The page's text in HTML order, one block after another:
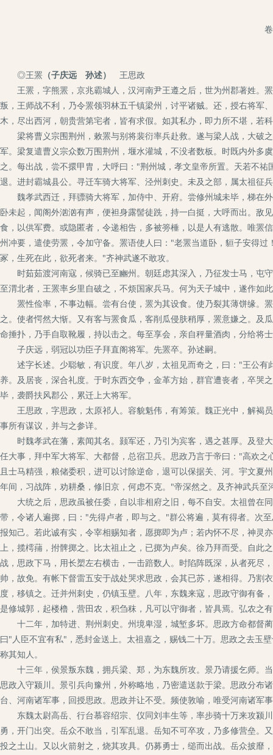
◎王罴 （子庆远 孙述）
王思政
王罴，字熊罴，京兆霸城人，汉河南尹王遵之后，世为州郡著姓。
叛，王师战不利，乃令罴领羽林五千镇梁州，讨平诸贼。还，授右将
木，尽出西河，朝贵营第宅者，皆有求假。如其私办，即力所不堪，若
梁将曹义宗围荆州，敕罴与别将裴衍率兵赴救。遂与梁人战，大破
军。梁复遣曹义宗众数万围荆州，堰水灌城，不没者数板。时既内外多
之。每出战，尝不擐甲胄，大呼曰："荆州城，孝文皇帝所置。天若不
退。进封霸城县公。寻迁车骑大将军、泾州刺史。未及之部，属太祖征
魏孝武西迁，拜骠骑大将军，加侍中、开府。尝修州城未毕，梯在
卧未起，闻阁外汹汹有声，便袒身露髻徒跣，持一白挺，大呼而出。
食，以供军费。或隐匿者，令递相告，多被篣棰，以是人有逃散。唯罴
州冲要，遣使劳罴，令加守备。罴语使人曰："老罴当道卧，貆子安得
冢，生死在此，欲死者来。"齐神武遂不敢攻。
时茹茹渡河南寇，候骑已至豳州。朝廷虑其深入，乃征发士马，屯
至渭北者，王罴率乡里自破之，不烦国家兵马。何为天子城中，遂作
罴性俭率，不事边幅。尝有台使，罴为其设食。使乃裂其薄饼缘。
之。使者愕然大惭。又有客与罴食瓜，客削瓜侵肤稍厚，罴意嫌之。
命捶扑，乃手自取靴履，持以击之。每至享会，亲自秤量酒肉，分给将
子庆远，弱冠以功臣子拜直阁将军。先罴卒。孙述嗣。
述字长述。少聪敏，有识度。年八岁，太祖见而奇之，曰："王公有
养。及居丧，深合礼度。于时东西交争，金革方始，群官遭丧者，卒
毕，袭爵扶风郡公，累迁上大将军。
王思政，字思政，太原祁人。容貌魁伟，有筹策。魏正光中，解褐
事所有谋议，并与之参详。
时魏孝武在藩，素闻其名。颢军还，乃引为宾客，遇之甚厚。及登
任大事，拜中军大将军、大都督，总宿卫兵。思政乃言于帝曰："高欢
且士马精强，粮储委积，进可以讨除逆命，退可以保据关、河。宇文
年间，习战阵，劝耕桑，修旧京，何虑不克。"帝深然之。及齐神武兵至
大统之后，思政虽被任委，自以非相府之旧，每不自安。太祖曾在
带，令诸人遍掷，曰："先得卢者，即与之。"群公将遍，莫有得者。次
报知己。若此诚有实，令宰相赐知者，愿掷即为卢；若内怀不尽，神
上，揽樗蒱，拊髀掷之。比太祖止之，已掷为卢矣。徐乃拜而受。自此
战，思政下马，用长槊左右横击，一击踣数人。时陷阵既深，从者死尽
帅，故免。有帐下督雷五安于战处哭求思政，会其已苏，遂相得。乃
度，移镇之。迁并州刺史，仍镇玉壁。八年，东魏来寇，思政守御有
是修城郭，起楼橹，营田农，积刍秣，凡可以守御者，皆具焉。弘农之
十二年，加特进、荆州刺史。州境卑湿，城堑多坏。思政方命都督
曰"人臣不宜有私"，悉封金送上。太祖嘉之，赐钱二十万。思政之去玉
称其知人。
十三年，侯景叛东魏，拥兵梁、郑，为东魏所攻。景乃请援乞师。
思政入守颍川。景引兵向豫州，外称略地，乃密遣送款于梁。思政分布
台、河南诸军事，回授思政。思政并让不受。频使敦喻，唯受河南诸军
东魏太尉高岳、行台慕容绍宗、仪同刘丰生等，率步骑十万来攻颍
勇，开门出突。岳众不敢当，引军乱退。岳知不可卒攻，乃多修营垒
投之土山。又以火箭射之，烧其攻具。仍募勇士，缒而出战。岳众披靡